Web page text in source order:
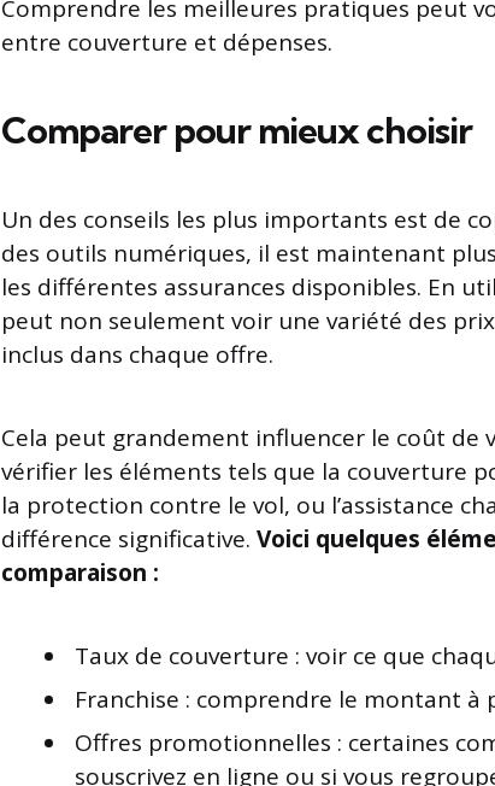
Comprendre les meilleures pratiques peut
entre couverture et dépenses.
Comparer pour mieux choisir
Un des conseils les plus importants est de
des outils numériques, il est maintenant
les différentes assurances disponibles. En
peut non seulement voir une variété des
inclus dans chaque offre.
Cela peut grandement influencer le coût de
vérifier les éléments tels que la couverture
la protection contre le vol, ou l’assistance
différence significative. Voici quelques
comparaison :
Taux de couverture : voir ce que
Franchise : comprendre le montant à
Offres promotionnelles : certaines
souscrivez en ligne ou si vous